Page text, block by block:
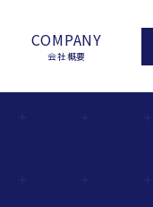
COMPANY
会社概要